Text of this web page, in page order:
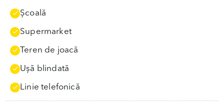
Școală
Supermarket
Teren de joacă
Uşă blindată
Linie telefonică